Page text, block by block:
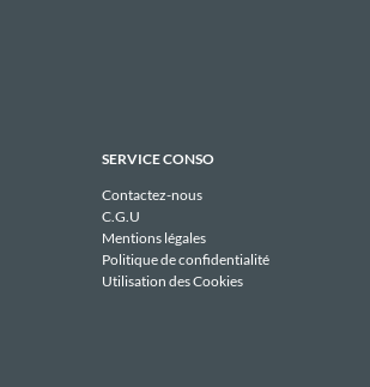
SERVICE CONSO
Contactez-nous
C.G.U
Mentions légales
Politique de confidentialité
Utilisation des Cookies